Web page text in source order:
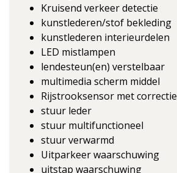
Kruisend verkeer detectie
kunstlederen/stof bekleding
kunstlederen interieurdelen
LED mistlampen
lendesteun(en) verstelbaar
multimedia scherm middel
Rijstrooksensor met correctie
stuur leder
stuur multifunctioneel
stuur verwarmd
Uitparkeer waarschuwing
uitstap waarschuwing